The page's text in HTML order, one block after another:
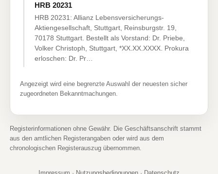
HRB 20231
HRB 20231: Allianz Lebensversicherungs-
Aktiengesellschaft, Stuttgart, Reinsburgstr. 19,
70178 Stuttgart. Bestellt als Vorstand: Dr. Priebe,
Volker Christoph, Stuttgart, *XX.XX.XXXX. Prokura
erloschen: Dr. Pr…
Angezeigt wird eine begrenzte Auswahl der neuesten sicher
zugeordneten Bekanntmachungen.
Registerinformationen ohne Gewähr. Die Geschäftsanschrift stammt
aus den amtlichen Registerangaben oder wird aus dem
chronologischen Registerauszug übernommen.